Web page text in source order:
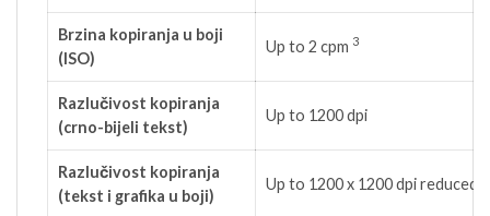
Brzina kopiranja u boji
(ISO)
Up to 2 cpm 3
Razlučivost kopiranja
(crno-bijeli tekst)
Up to 1200 dpi
Razlučivost kopiranja
(tekst i grafika u boji)
Up to 1200 x 1200 dpi reduced